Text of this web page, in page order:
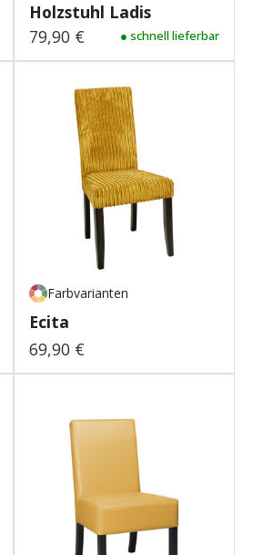
Holzstuhl Ladis
Regulärer Preis:
79,90 € ● schnell lieferbar
Farbvarianten
Ecita
Regulärer Preis:
69,90 €